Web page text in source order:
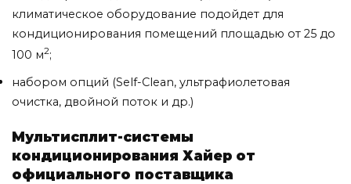
климатическое оборудование подойдет для
кондиционирования помещений площадью от 25 до
100 м2;
набором опций (Self-Clean, ультрафиолетовая
очистка, двойной поток и др.)
Мультисплит-системы
кондиционирования Хайер от
официального поставщика